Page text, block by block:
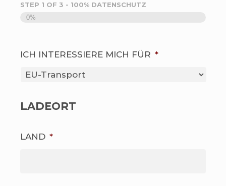
STEP 1 OF 3 - 100% DATENSCHUTZ
0%
ICH INTERESSIERE MICH FÜR *
LADEORT
LAND *